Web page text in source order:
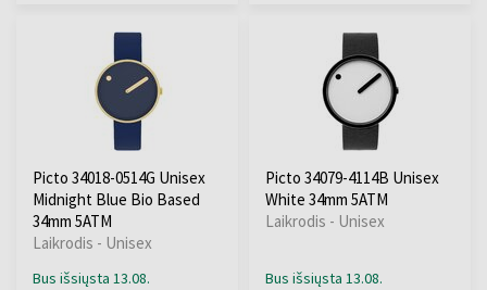
Picto 34018-0514G Unisex
Midnight Blue Bio Based
34mm 5ATM
Laikrodis - Unisex
Bus išsiųsta 13.08.
Picto 34079-4114B Unisex
White 34mm 5ATM
Laikrodis - Unisex
Bus išsiųsta 13.08.